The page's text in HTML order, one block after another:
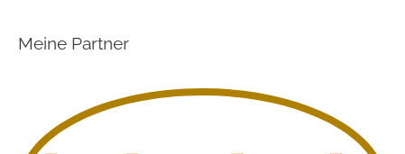
Meine Partner